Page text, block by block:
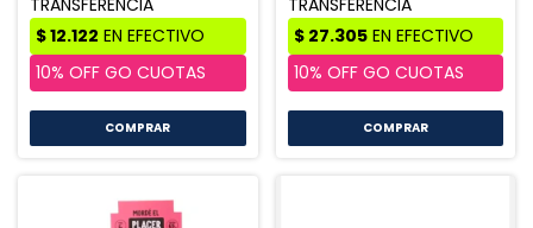
COMPRAR